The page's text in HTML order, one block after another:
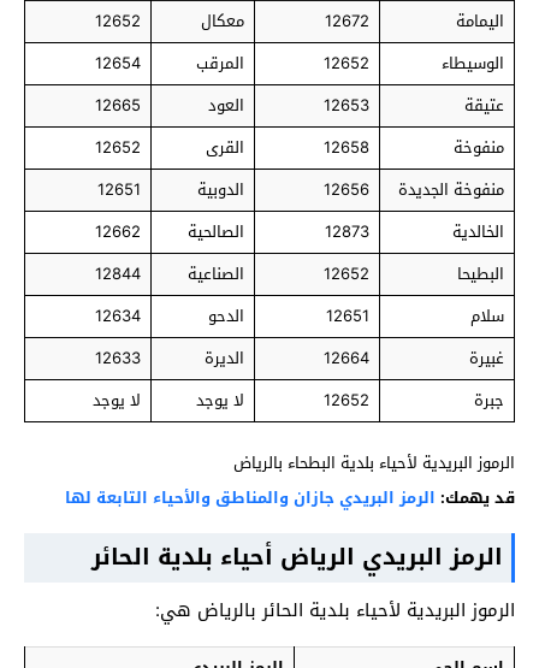
اليمامة
12672 معكال
12652
الوسيطاء
12652 المرقب
12654
عتيقة
12653 العود
12665
منفوخة
12658 القرى
12652
منفوخة الجديدة
12656 الدوبية
12651
الخالدية
12873 الصالحية
12662
البطيحا
12652 الصناعية
12844
سلام
12651 الدحو
12634
غبيرة
12664 الديرة
12633
جبرة
12652 لا يوجد لا يوجد
الرموز البريدية لأحياء بلدية البطحاء بالرياض
قد يهمك: الرمز البريدي جازان والمناطق والأحياء التابعة لها
الرمز البريدي الرياض أحياء بلدية الحائر
الرموز البريدية لأحياء بلدية الحائر بالرياض هي: